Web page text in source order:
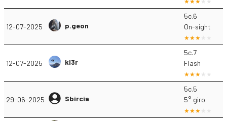
12-07-2025 p.geon
5c.6
On-sight
12-07-2025 kl3r
5c.7
Flash
29-06-2025 Sbircia
5c.5
5° giro